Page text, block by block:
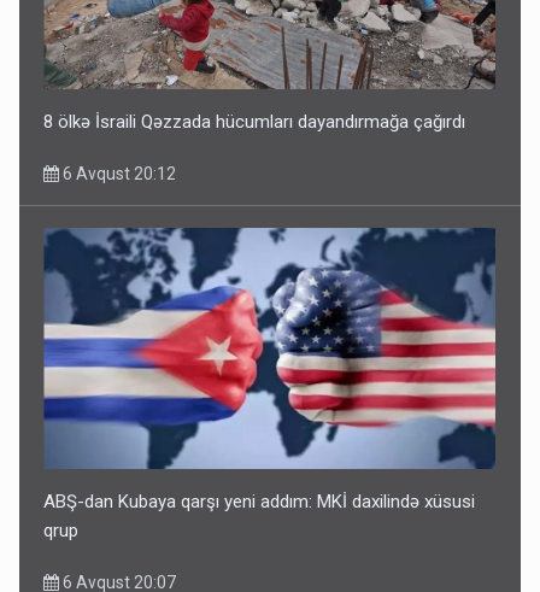
8 ölkə İsraili Qəzzada hücumları dayandırmağa çağırdı
6 Avqust 20:12
ABŞ-dan Kubaya qarşı yeni addım: MKİ daxilində xüsusi
qrup
6 Avqust 20:07